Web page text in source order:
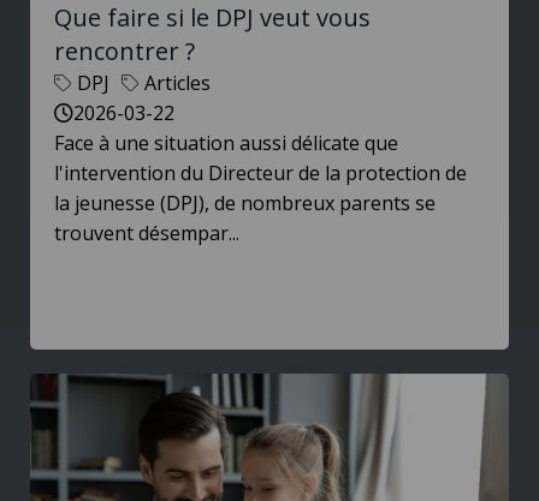
Que faire si le DPJ veut vous
rencontrer ?
DPJ
Articles
2026-03-22
Face à une situation aussi délicate que
l'intervention du Directeur de la protection de
la jeunesse (DPJ), de nombreux parents se
trouvent désempar...